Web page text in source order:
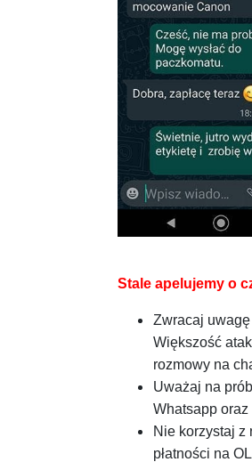
Stale apelujemy o
Zwracaj
Większość
rozmowy na
Uważaj na
Whatsapp oraz
Nie korzystaj z
płatności na